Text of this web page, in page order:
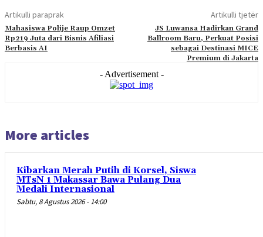
Artikulli paraprak
Mahasiswa Polije Raup Omzet
Rp219 Juta dari Bisnis Afiliasi
Berbasis AI
Artikulli tjetër
JS Luwansa Hadirkan Grand
Ballroom Baru, Perkuat Posisi
sebagai Destinasi MICE
Premium di Jakarta
- Advertisement -
More articles
Kibarkan Merah Putih di Korsel, Siswa
MTsN 1 Makassar Bawa Pulang Dua
Medali Internasional
Sabtu, 8 Agustus 2026 - 14:00